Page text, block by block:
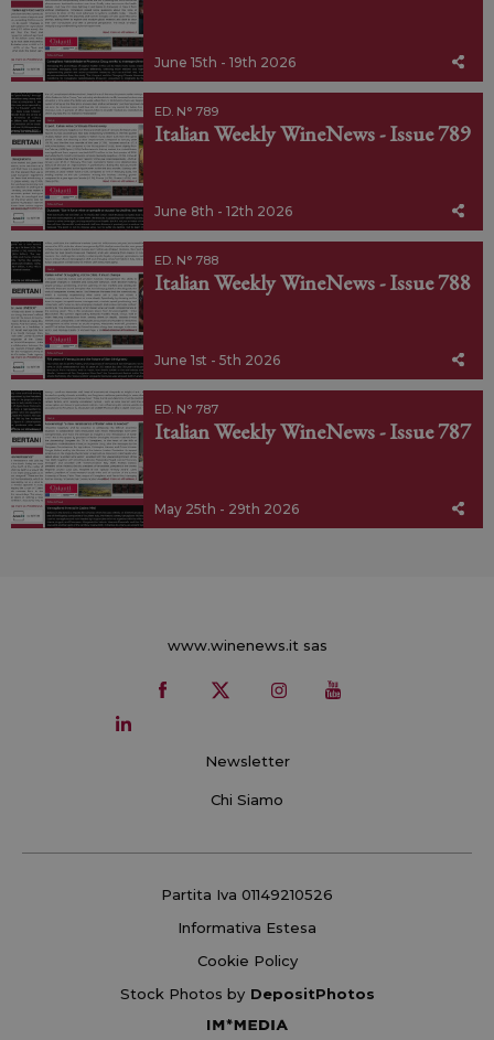
June 15th - 19th 2026
ED. N° 789
Italian Weekly WineNews - Issue 789
June 8th - 12th 2026
ED. N° 788
Italian Weekly WineNews - Issue 788
June 1st - 5th 2026
ED. N° 787
Italian Weekly WineNews - Issue 787
May 25th - 29th 2026
www.winenews.it sas
Newsletter
Chi Siamo
Partita Iva 01149210526
Informativa Estesa
Cookie Policy
Stock Photos by DepositPhotos